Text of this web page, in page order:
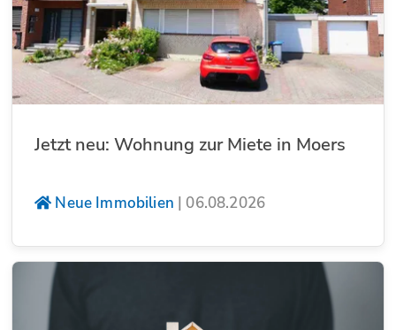
Jetzt neu: Wohnung zur Miete in Moers
Neue Immobilien | 06.08.2026